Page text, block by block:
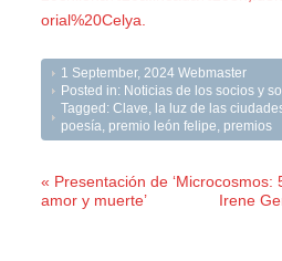
orial%20Celya.
1 September, 2024 Webmaster
Posted in: Noticias de los socios y
Tagged:Clave la luz de las
poesía
premio león felipe premios
« Presentación de ‘Microcosmos:
amor y muerte’
Irene